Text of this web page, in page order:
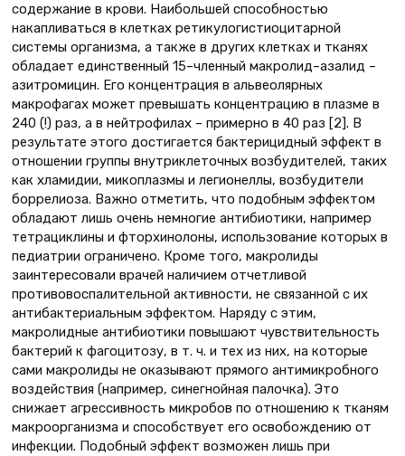
содержание в крови. Наибольшей способностью
накапливаться в клетках ретикулогистиоцитарной
системы организма, а также в других клетках и тканях
обладает единственный 15–членный макролид–азалид –
азитромицин. Его концентрация в альвеолярных
макрофагах может превышать концентрацию в плазме в
240 (!) раз, а в нейтрофилах – примерно в 40 раз [2]. В
результате этого достигается бактерицидный эффект в
отношении группы внутриклеточных возбудителей, таких
как хламидии, микоплазмы и легионеллы, возбудители
боррелиоза. Важно отметить, что подобным эффектом
обладают лишь очень немногие антибиотики, например
тетрациклины и фторхинолоны, использование которых в
педиатрии ограничено. Кроме того, макролиды
заинтересовали врачей наличием отчетливой
противовоспалительной активности, не связанной с их
антибактериальным эффектом. Наряду с этим,
макролидные антибиотики повышают чувствительность
бактерий к фагоцитозу, в т. ч. и тех из них, на которые
сами макролиды не оказывают прямого антимикробного
воздействия (например, синегнойная палочка). Это
снижает агрессивность микробов по отношению к тканям
макроорганизма и способствует его освобождению от
инфекции. Подобный эффект возможен лишь при